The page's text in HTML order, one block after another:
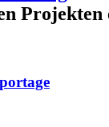
Projekten